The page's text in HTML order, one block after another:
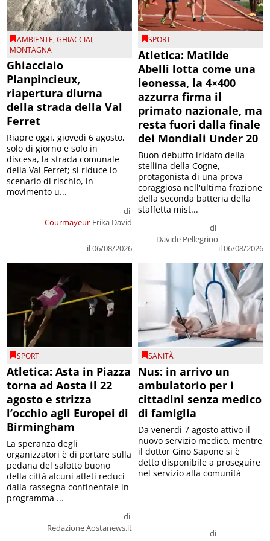
AMBIENTE,GHIACCIAI,
MONTAGNA
Ghiacciaio
Planpincieux,
riapertura diurna
della strada della Val
Ferret
Courmayeur
di
Erika David
il 06/08/2026
Riapre oggi, giovedì 6 agosto,
solo di giorno e solo in
discesa, la strada comunale
della Val Ferret; si riduce lo
scenario di rischio, in
movimento u...
SPORT
Atletica: Matilde
Abelli lotta come una
leonessa, la 4×400
azzurra firma il
primato nazionale, ma
resta fuori dalla finale
dei Mondiali Under 20
di
Davide Pellegrino
il 06/08/2026
Buon debutto iridato della
stellina della Cogne,
protagonista di una prova
coraggiosa nell'ultima frazione
della seconda batteria della
staffetta mist...
SPORT
Atletica: Asta in Piazza
torna ad Aosta il 22
agosto e strizza
l’occhio agli Europei di
Birmingham
di
Redazione Aostanews.it
La speranza degli
organizzatori è di portare sulla
pedana del salotto buono
della città alcuni atleti reduci
dalla rassegna continentale in
programma ...
SANITÀ
Nus: in arrivo un
ambulatorio per i
cittadini senza medico
di famiglia
di
Da venerdì 7 agosto attivo il
nuovo servizio medico, mentre
il dottor Gino Sapone si è
detto disponibile a proseguire
nel servizio alla comunità